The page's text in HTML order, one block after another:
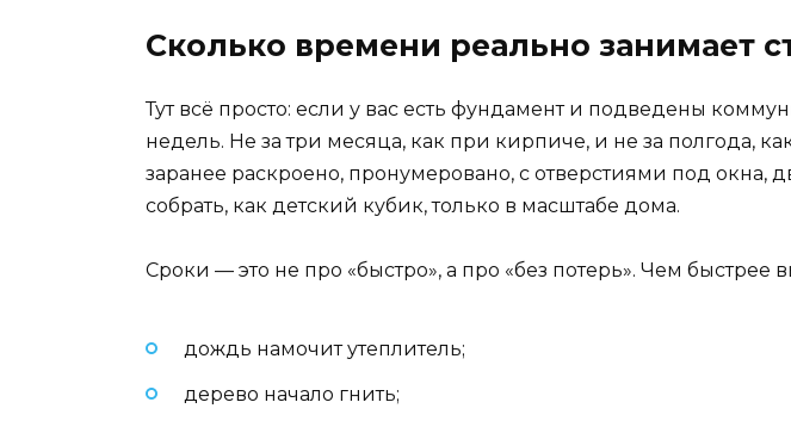
Сколько времени реально занимает
Тут всё просто: если у вас есть фундамент и подведены
недель. Не за три месяца, как при кирпиче, и не за полгода,
заранее раскроено, пронумеровано, с отверстиями под окна,
собрать, как детский кубик, только в масштабе дома.
Сроки — это не про «быстро», а про «без потерь». Чем быстрее
дождь намочит утеплитель;
дерево начало гнить;